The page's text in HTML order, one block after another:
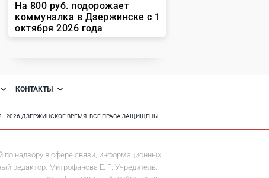
КОНТАКТЫ
- 2026 ДЗЕРЖИНСКОЕ ВРЕМЯ. ВСЕ ПРАВА ЗАЩИЩЕНЫ
надзору в сфере связи, информационных
редактор: Митрофанова Е. Г. Учредитель: